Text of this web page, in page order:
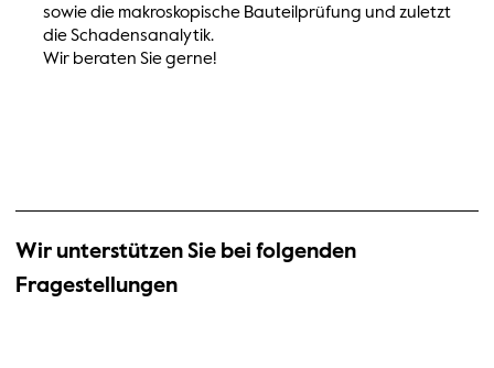
sowie die makroskopische Bauteilprüfung und zuletzt
die Schadensanalytik.
Wir beraten Sie gerne!
Wir unterstützen Sie bei folgenden
Fragestellungen